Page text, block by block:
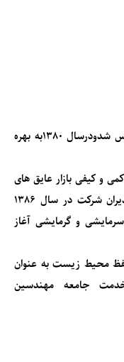
شرکت پشم شیشه پارس درسال 1376تاسیس شدودرسال 1380به بهره
و کیفی بازار عایق های
حرارتی، با بهره گیری از تجارب و دانش مدیران شرکت در سال ۱۳۸۶
و گرمایشی آغاز
محیط زیست به عنوان
جامعه مهندسین